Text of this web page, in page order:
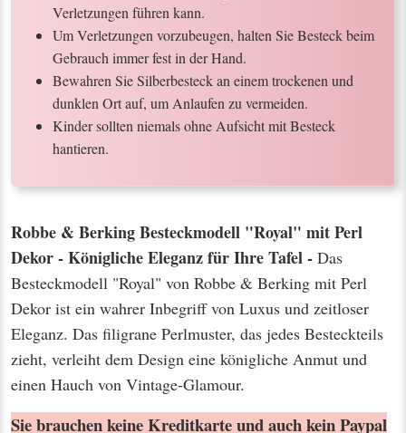
Verletzungen führen kann.
Um Verletzungen vorzubeugen, halten Sie Besteck beim
Gebrauch immer fest in der Hand.
Bewahren Sie Silberbesteck an einem trockenen und
dunklen Ort auf, um Anlaufen zu vermeiden.
Kinder sollten niemals ohne Aufsicht mit Besteck
hantieren.
Robbe & Berking Besteckmodell "Royal" mit Perl
Dekor - Königliche Eleganz für Ihre Tafel - Das
Besteckmodell "Royal" von Robbe & Berking mit Perl
Dekor ist ein wahrer Inbegriff von Luxus und zeitloser
Eleganz. Das filigrane Perlmuster, das jedes Besteckteils
zieht, verleiht dem Design eine königliche Anmut und
einen Hauch von Vintage-Glamour.
Sie brauchen keine Kreditkarte und auch kein Paypal